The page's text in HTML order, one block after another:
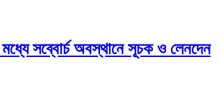
সব্বোর্চ অবস্থানে সূচক ও লেনদেন